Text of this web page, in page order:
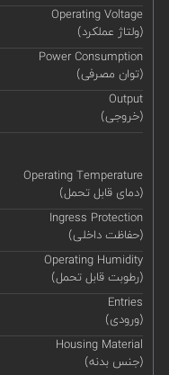
Operating Voltage
(ولتاژ عملکرد)
Power Consumption
(توان مصرفی)
Output
(خروجی)
Operating Temperature
(دمای قابل تحمل)
Ingress Protection
(حفاظت داخلی)
Operating Humidity
(رطوبت قابل تحمل)
Entries
(ورودی)
Housing Material
(جنس بدنه)